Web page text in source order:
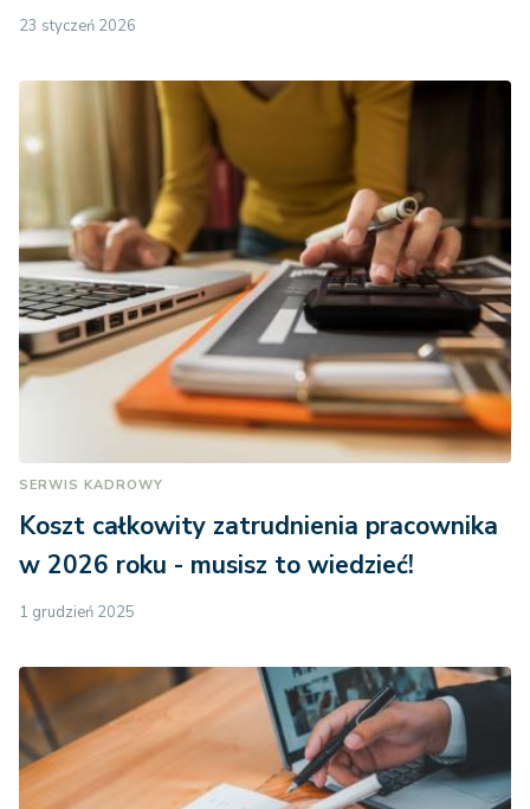
23 styczeń 2026
SERWIS KADROWY
Koszt całkowity zatrudnienia pracownika
w 2026 roku - musisz to wiedzieć!
1 grudzień 2025